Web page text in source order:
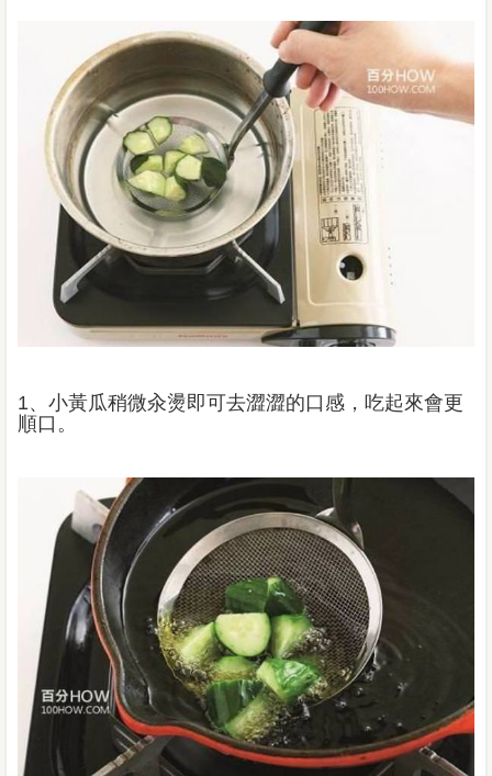
1、小黃瓜稍微汆燙即可去澀澀的口感，吃起來會更
順口。